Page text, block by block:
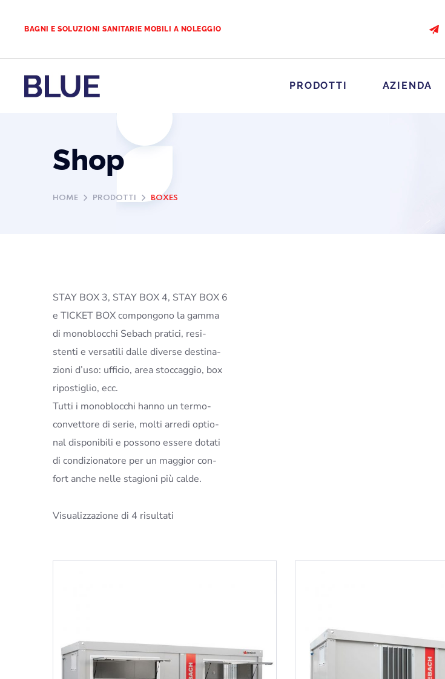
BAGNI E SOLUZIONI SANITARIE MOBILI A NOLEGGIO
PRODOTTI AZIENDA
Shop
HOME PRODOTTI BOXES
STAY BOX 3, STAY BOX 4, STAY BOX 6
e TICKET BOX compongono la gamma
di monoblocchi Sebach pratici, resi-
stenti e versatili dalle diverse destina-
zioni d’uso: ufficio, area stoccaggio, box
ripostiglio, ecc.
Tutti i monoblocchi hanno un termo-
convettore di serie, molti arredi optio-
nal disponibili e possono essere dotati
di condizionatore per un maggior con-
fort anche nelle stagioni più calde.
Visualizzazione di 4 risultati